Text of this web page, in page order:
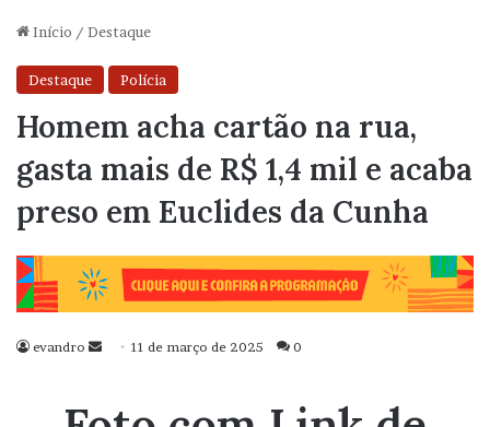
Início / Destaque
Destaque Polícia
Homem acha cartão na rua,
gasta mais de R$ 1,4 mil e acaba
preso em Euclides da Cunha
evandro
Mande11 de março de 2025 0